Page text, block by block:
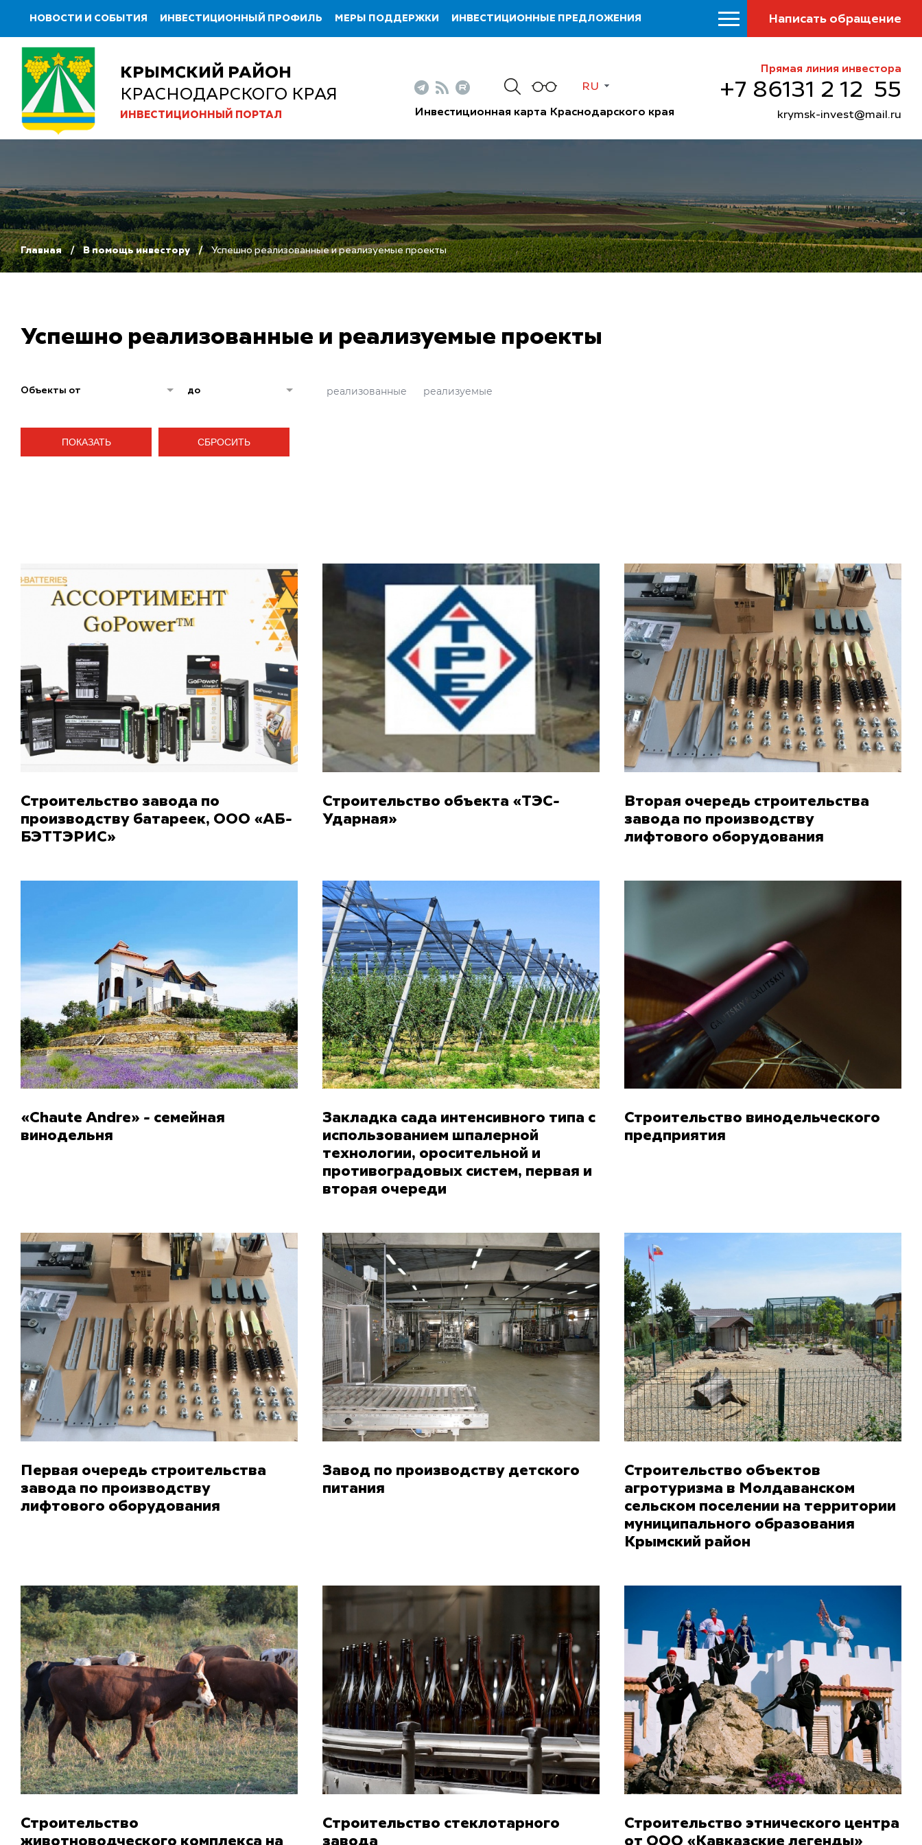
НОВОСТИ И СОБЫТИЯ ИНВЕСТИЦИОННЫЙ ПРОФИЛЬ МЕРЫ ПОДДЕРЖКИ ИНВЕСТИЦИОННЫЕ ПРЕДЛОЖЕНИЯ Написать обращение
КРЫМСКИЙ РАЙОН
КРАСНОДАРСКОГО КРАЯ
ИНВЕСТИЦИОННЫЙ ПОРТАЛ
RU
Инвестиционная карта Краснодарского края
Прямая линия инвестора
+7 86131 2 12 55
krymsk-invest@mail.ru
Главная В помощь инвестору Успешно реализованные и реализуемые проекты
Успешно реализованные и реализуемые проекты
Объекты от до реализованные реализуемые
ПОКАЗАТЬ СБРОСИТЬ
Строительство завода по
производству батареек, ООО «АБ-
БЭТТЭРИС»
Строительство объекта «ТЭС-
Ударная»
Вторая очередь строительства
завода по производству
лифтового оборудования
«Chaute Andre» - семейная
винодельня
Закладка сада интенсивного типа с
использованием шпалерной
технологии, оросительной и
противоградовых систем, первая и
вторая очереди
Строительство винодельческого
предприятия
Первая очередь строительства
завода по производству
лифтового оборудования
Завод по производству детского
питания
Строительство объектов
агротуризма в Молдаванском
сельском поселении на территории
муниципального образования
Крымский район
Строительство
животноводческого комплекса на
Строительство стеклотарного
завода
Строительство этнического центра
от ООО «Кавказские легенды»